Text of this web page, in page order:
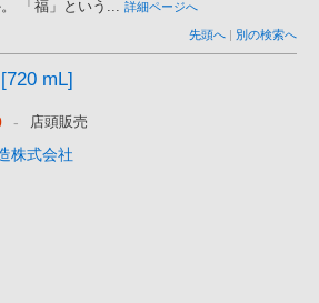
「福」という... 詳細ページへ
先頭へ | 別の検索へ
mL]
- 店頭販売
株式会社